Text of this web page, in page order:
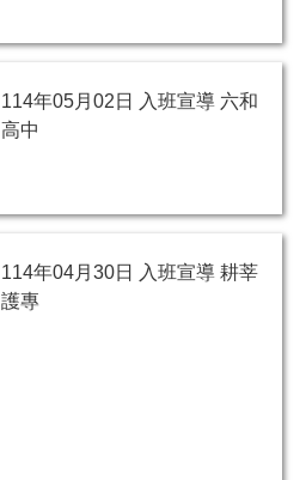
114年05月02日 入班宣導 六和
高中
114年04月30日 入班宣導 耕莘
護專